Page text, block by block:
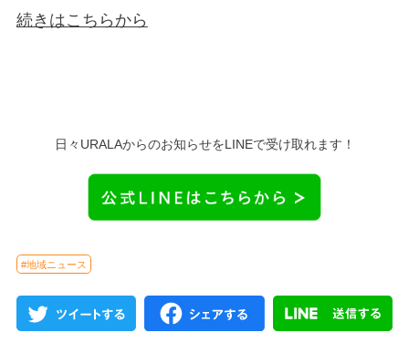
続きはこちらから
日々URALAからのお知らせをLINEで受け取れます！
#地域ニュース